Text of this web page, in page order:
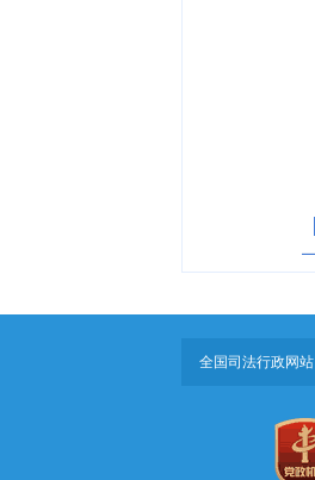
全国司法行政网站